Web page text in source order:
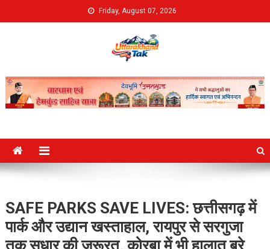
to
Friday, August 07, 2026
Uttarakhand Tak
SAFE PARKS SAVE LIVES: छत्तीसगढ़ में
पार्क और उद्यान खस्ताहाल, रायपुर से सरगुजा